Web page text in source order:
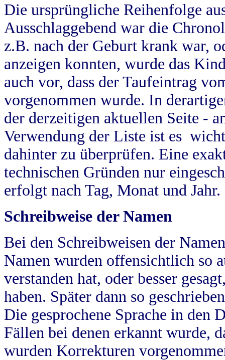
Die ursprüngliche Reihenfolge
Ausschlaggebend war die
z.B. nach der Geburt krank war,
anzeigen konnten, wurde das
auch vor, dass der Taufeintrag
vorgenommen wurde. In
der derzeitigen aktuellen Seite -
Verwendung der Liste ist es
dahinter zu überprüfen. Eine
technischen Gründen nur
erfolgt nach Tag, Monat und Jahr.
Schreibweise der Namen
Bei den Schreibweisen der
Namen wurden offensichtlich so
verstanden hat, oder besser
haben. Später dann so
Die gesprochene Sprache in
Fällen bei denen erkannt wurde,
wurden Korrekturen